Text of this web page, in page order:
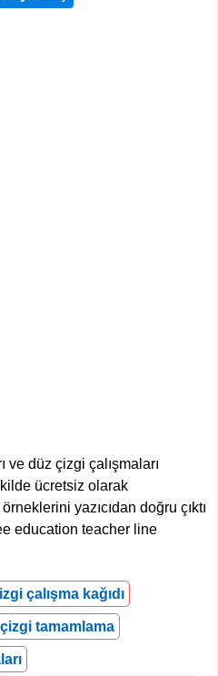
ve düz çizgi çalışmaları
ücretsiz olarak
yazıcıdan doğru çıktı
education teacher line
çalışma kağıdı
çizgi tamamlama